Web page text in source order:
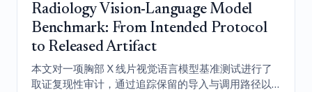
Radiology Vision-Language Model
Benchmark: From Intended Protocol
to Released Artifact
本文对一项胸部 X 线片视觉语言模型基准测试进行了
取证复现性审计，通过追踪保留的导入与调用路径以